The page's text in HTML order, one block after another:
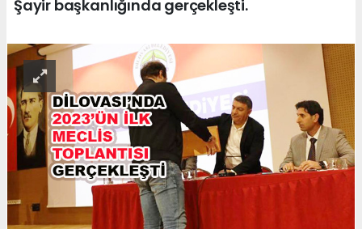
Şayir başkanlığında gerçekleşti.